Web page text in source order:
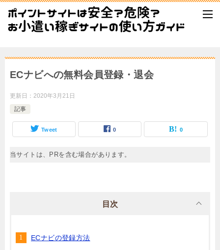
ECナビへの無料会員登録・退会
更新日： 2020年3月21日
記事
Tweet 0 0
当サイトは、PRを含む場合があります。
目次
ECナビの登録方法